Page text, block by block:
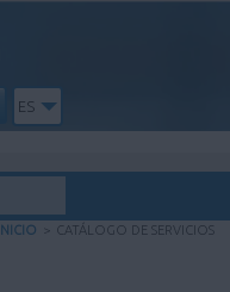
ES
INICIO > CATÁLOGO DE SERVICIOS